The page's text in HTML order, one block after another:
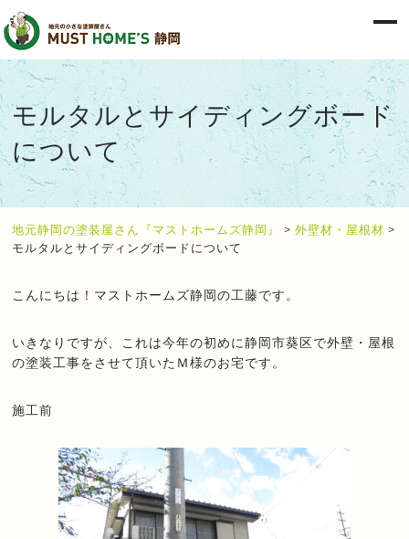
モルタルとサイディングボード
について
地元静岡の塗装屋さん『マストホームズ静岡』 >外壁材・屋根材 >
モルタルとサイディングボードについて
こんにちは！マストホームズ静岡の工藤です。
いきなりですが、これは今年の初めに静岡市葵区で外壁・屋根
の塗装工事をさせて頂いたＭ様のお宅です。
施工前